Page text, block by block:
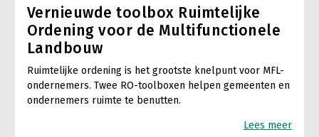
Vernieuwde toolbox Ruimtelijke
Ordening voor de Multifunctionele
Landbouw
Ruimtelijke ordening is het grootste knelpunt voor MFL-
ondernemers. Twee RO-toolboxen helpen gemeenten en
ondernemers ruimte te benutten.
Lees meer